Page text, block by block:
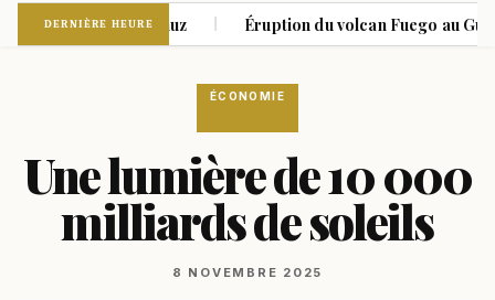
DERNIÈRE HEURE
détroit d'Ormuz Éruption du volcan Fuego au
ÉCONOMIE
Une lumière de 10 000
milliards de soleils
8 NOVEMBRE 2025